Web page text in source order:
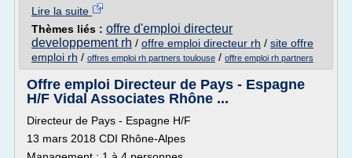
Lire la suite
Thèmes liés : offre d'emploi directeur
developpement rh / offre emploi directeur rh / site offre
emploi rh / offres emploi rh partners toulouse / offre emploi rh partners
Offre emploi Directeur de Pays - Espagne
H/F Vidal Associates Rhône ...
Directeur de Pays - Espagne H/F
13 mars 2018 CDI Rhône-Alpes